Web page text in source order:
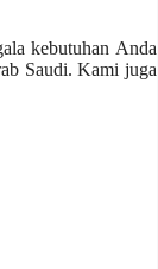
kebutuhan Anda
Saudi. Kami juga